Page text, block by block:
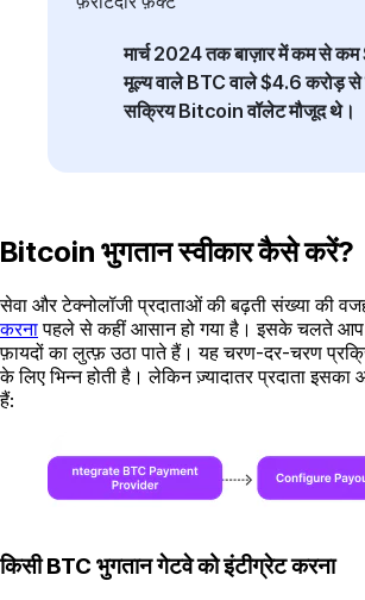
मार्च 2024 तक बाज़ार में कम से
मूल्य वाले BTC वाले $4.6 करोड़ से
सक्रिय Bitcoin वॉलेट मौजूद थे।
Bitcoin भुगतान स्वीकार कैसे करें?
सेवा और टेक्नोलॉजी प्रदाताओं की बढ़ती संख्या की
करनापहले से कहीं आसान हो गया है। इसके चलते
फ़ायदों का लुत्फ़ उठा पाते हैं। यह चरण-दर-चरण
के लिए भिन्न होती है। लेकिन ज़्यादातर प्रदाता
हैं:
किसी BTC भुगतान गेटवे को इंटीग्रेट करना